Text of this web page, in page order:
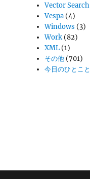
Vector Search
Vespa (4)
Windows (3)
Work (82)
XML (1)
その他 (701)
今日のひとこと